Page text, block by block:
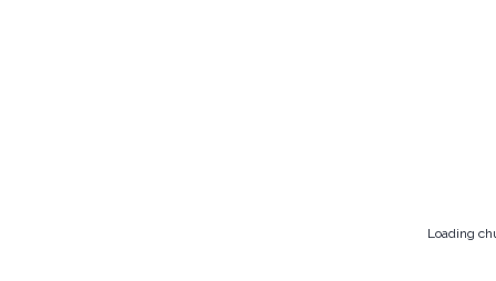
Loading